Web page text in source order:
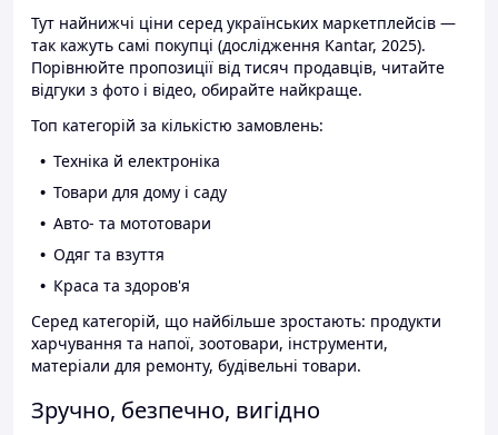
Тут найнижчі ціни серед українських маркетплейсів —
так кажуть самі покупці (дослідження Kantar, 2025).
Порівнюйте пропозиції від тисяч продавців, читайте
відгуки з фото і відео, обирайте найкраще.
Топ категорій за кількістю замовлень:
Техніка й електроніка
Товари для дому і саду
Авто- та мототовари
Одяг та взуття
Краса та здоров'я
Серед категорій, що найбільше зростають: продукти
харчування та напої, зоотовари, інструменти,
матеріали для ремонту, будівельні товари.
Зручно, безпечно, вигідно